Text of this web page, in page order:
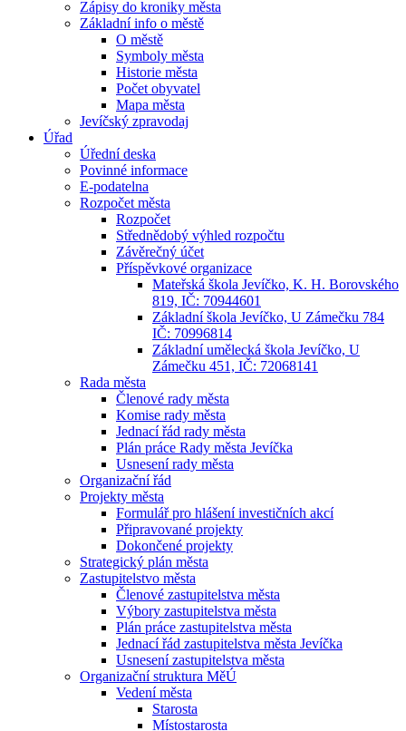
Zápisy do kroniky města
Základní info o městě
O městě
Symboly města
Historie města
Počet obyvatel
Mapa města
Jevíčský zpravodaj
Úřad
Úřední deska
Povinné informace
E-podatelna
Rozpočet města
Rozpočet
Střednědobý výhled rozpočtu
Závěrečný účet
Příspěvkové organizace
Mateřská škola Jevíčko, K. H. Borovského
819, IČ: 70944601
Základní škola Jevíčko, U Zámečku 784
IČ: 70996814
Základní umělecká škola Jevíčko, U
Zámečku 451, IČ: 72068141
Rada města
Členové rady města
Komise rady města
Jednací řád rady města
Plán práce Rady města Jevíčka
Usnesení rady města
Organizační řád
Projekty města
Formulář pro hlášení investičních akcí
Připravované projekty
Dokončené projekty
Strategický plán města
Zastupitelstvo města
Členové zastupitelstva města
Výbory zastupitelstva města
Plán práce zastupitelstva města
Jednací řád zastupitelstva města Jevíčka
Usnesení zastupitelstva města
Organizační struktura MěÚ
Vedení města
Starosta
Místostarosta